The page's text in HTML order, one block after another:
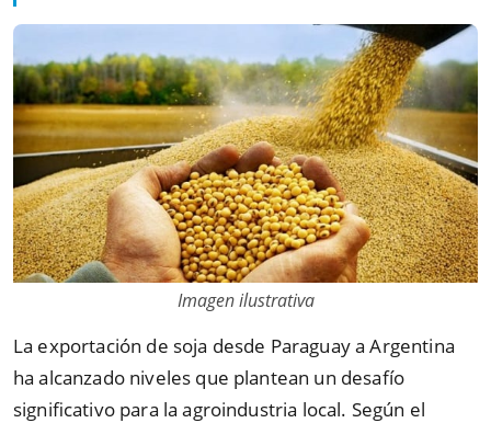
Imagen ilustrativa
La exportación de soja desde Paraguay a Argentina
ha alcanzado niveles que plantean un desafío
significativo para la agroindustria local. Según el